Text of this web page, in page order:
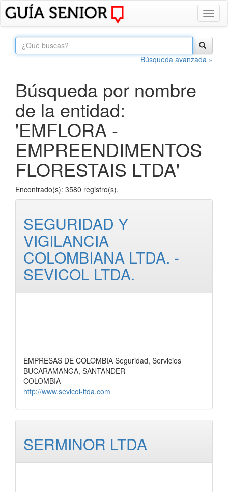
Búsqueda avanzada »
Búsqueda por nombre
de la entidad:
'EMFLORA -
EMPREENDIMENTOS
FLORESTAIS LTDA'
Encontrado(s): 3580 registro(s).
SEGURIDAD Y
VIGILANCIA
COLOMBIANA LTDA. -
SEVICOL LTDA.
EMPRESAS DE COLOMBIA Seguridad, Servicios
BUCARAMANGA, SANTANDER
COLOMBIA
http://www.sevicol-ltda.com
SERMINOR LTDA